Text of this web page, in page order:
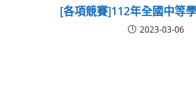
[各項競賽]112年全國中等
2023-03-06